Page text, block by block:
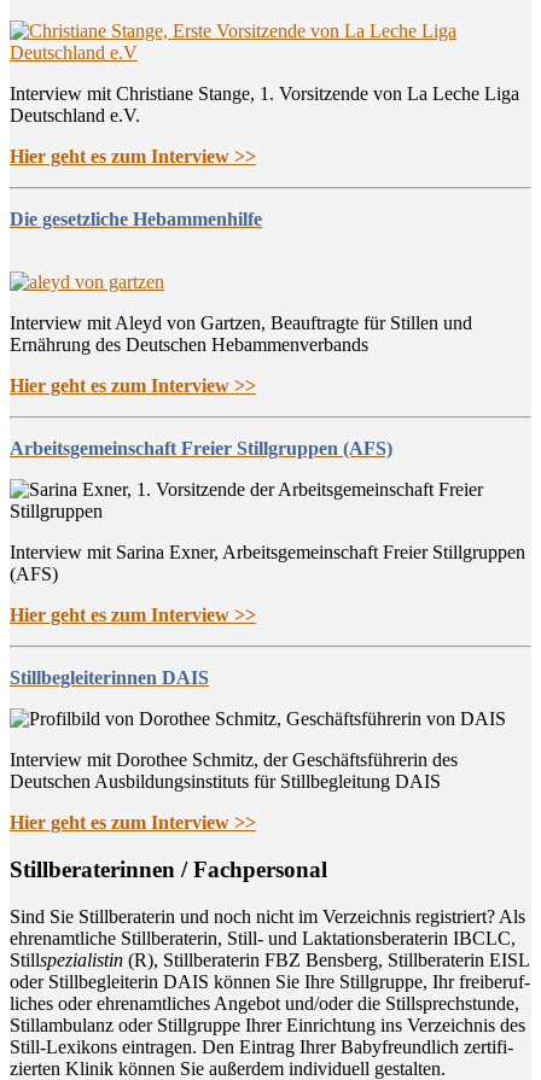
Interview mit Christiane Stange, 1. Vorsitzende von La Leche Liga
Deutschland e.V.
Hier geht es zum Interview >>
Die gesetzliche Hebammenhilfe
Interview mit Aleyd von Gartzen, Beauftragte für Stillen und
Ernährung des Deutschen Hebammenverbands
Hier geht es zum Interview >>
Arbeitsgemeinschaft Freier Stillgruppen (AFS)
Interview mit Sarina Exner, Arbeitsgemeinschaft Freier Stillgruppen
(AFS)
Hier geht es zum Interview >>
Stillbegleiterinnen DAIS
Interview mit Dorothee Schmitz, der Geschäftsführerin des
Deutschen Ausbildungsinstituts für Stillbegleitung DAIS
Hier geht es zum Interview >>
Still­be­ra­te­rin­nen / Fachpersonal
Sind Sie Still­be­ra­te­rin und noch nicht im Ver­zeich­nis regis­triert? Als
ehren­amt­li­che Still­be­ra­te­rin, Still- und Lak­ta­ti­ons­be­ra­te­rin IBCLC,
Stillspe­zia­lis­tin (R), Still­be­ra­te­rin FBZ Bens­berg, Still­be­ra­te­rin EISL
oder Still­be­glei­te­rin DAIS kön­nen Sie Ihre Still­grup­pe, Ihr frei­be­ruf­
li­ches oder ehren­amt­li­ches Ange­bot und/oder die Still­sprech­stun­de,
Still­am­bu­lanz oder Still­grup­pe Ihrer Ein­rich­tung ins Ver­zeich­nis des
Still-Lexi­kons ein­tra­gen. Den Ein­trag Ihrer Baby­freund­lich zer­ti­fi­
zier­ten Kli­nik kön­nen Sie außer­dem indi­vi­du­ell gestalten.